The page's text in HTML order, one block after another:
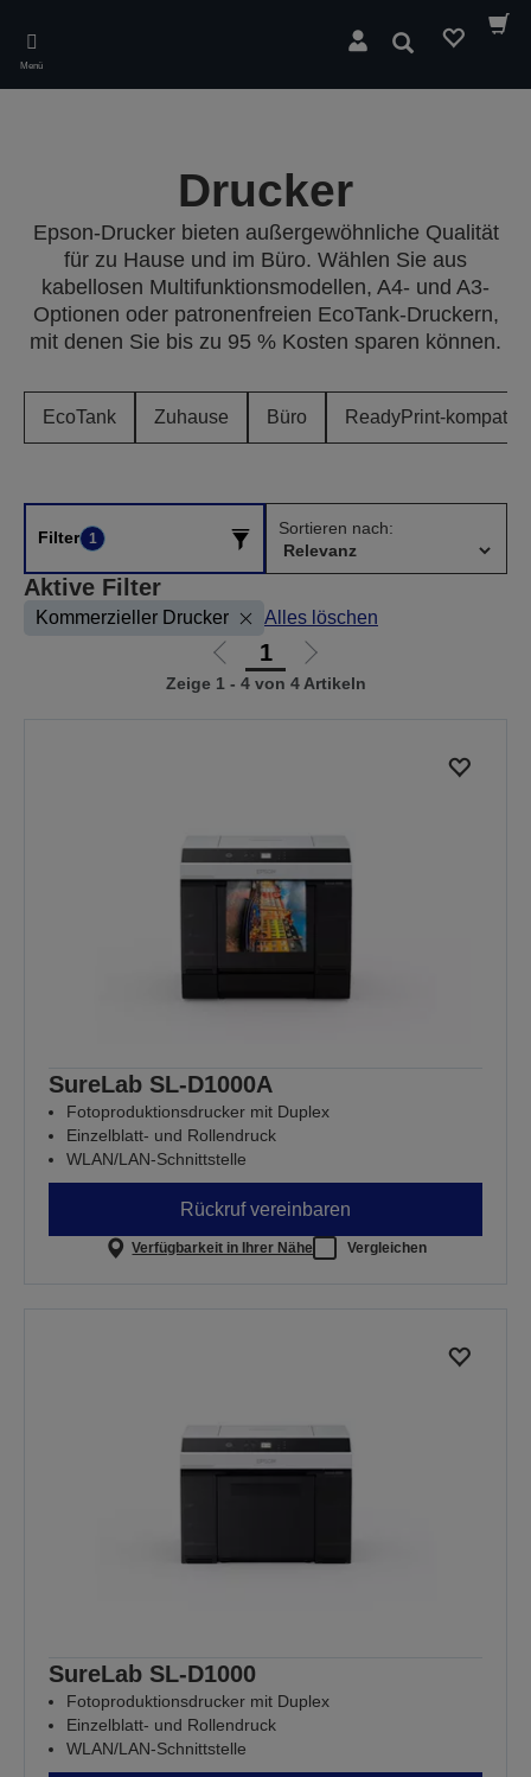
main
content
Menü
Suchen
Drucker
Epson-Drucker bieten außergewöhnliche Qualität
für zu Hause und im Büro. Wählen Sie aus
kabellosen Multifunktionsmodellen, A4- und A3-
Optionen oder patronenfreien EcoTank-Druckern,
mit denen Sie bis zu 95 % Kosten sparen können.
EcoTank Zuhause Büro ReadyPrint-
Filter 1
Sortieren nach:
Aktive Filter
Kommerzieller Drucker Alles löschen
Zur
vorherigen
1
Zur
nächsten
Zeige 1 - 4 von 4 Artikeln
SureLab SL-D1000A
Fotoproduktionsdrucker mit Duplex
Einzelblatt- und Rollendruck
WLAN/LAN-Schnittstelle
Rückruf vereinbaren
Verfügbarkeit in Ihrer Nähe Vergleichen
SureLab SL-D1000
Fotoproduktionsdrucker mit Duplex
Einzelblatt- und Rollendruck
WLAN/LAN-Schnittstelle